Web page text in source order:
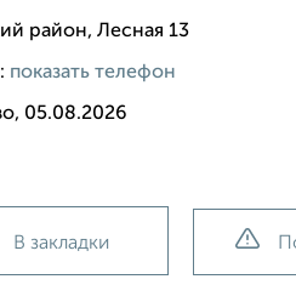
район, Лесная 13
показать телефон
05.08.2026
В закладки